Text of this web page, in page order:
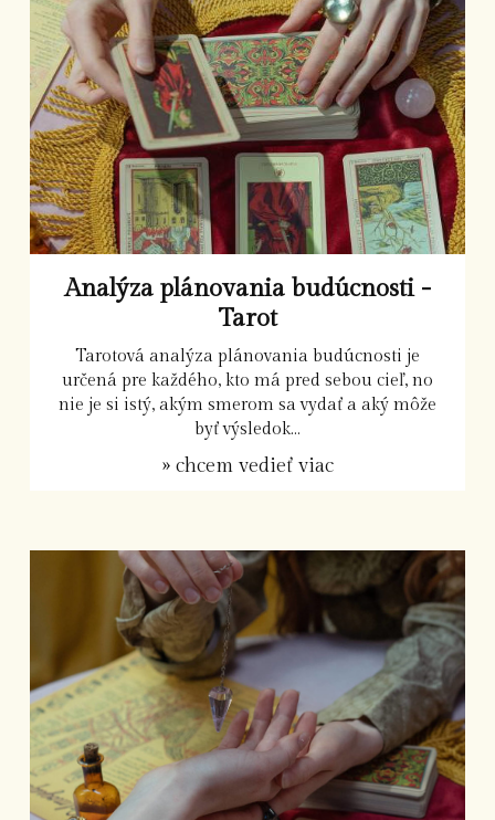
Analýza plánovania budúcnosti -
Tarot
Tarotová analýza plánovania budúcnosti je
určená pre každého, kto má pred sebou cieľ, no
nie je si istý, akým smerom sa vydať a aký môže
byť výsledok...
» chcem vedieť viac